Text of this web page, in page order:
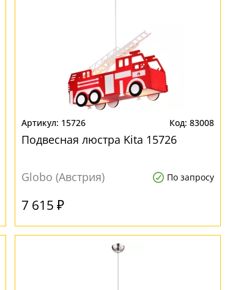
15726 83008
Подвесная люстра Kita 15726
Globo (Австрия) По запросу
7 615 ₽